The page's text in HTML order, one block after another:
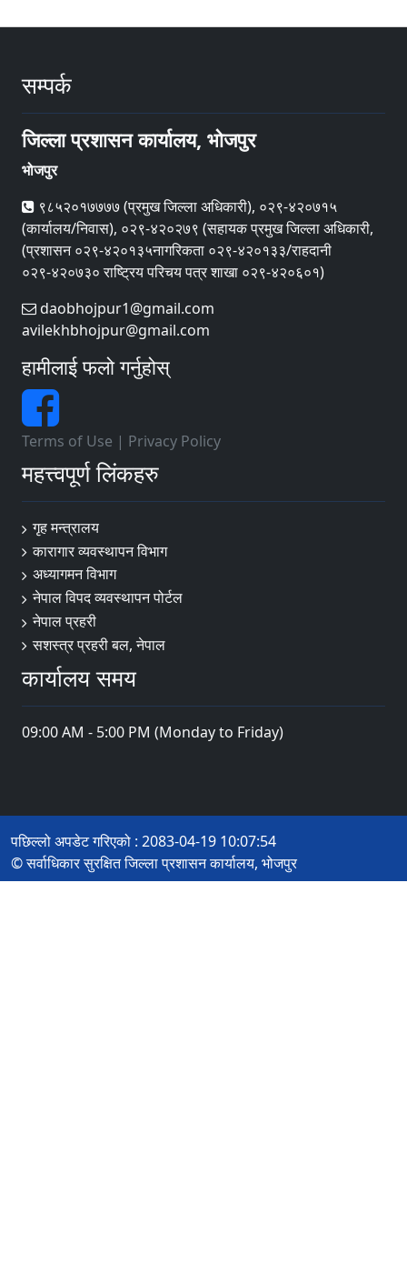
सम्पर्क
जिल्ला प्रशासन कार्यालय, भोजपुर
भोजपुर
९८५२०१७७७७ (प्रमुख जिल्ला अधिकारी), ०२९-४२०७१५
(कार्यालय/निवास), ०२९-४२०२७९ (सहायक प्रमुख जिल्ला अधिकारी,
(प्रशासन ०२९-४२०१३५नागरिकता ०२९-४२०१३३/राहदानी
०२९-४२०७३० राष्ट्रिय परिचय पत्र शाखा ०२९-४२०६०१)
daobhojpur1@gmail.com
avilekhbhojpur@gmail.com
हामीलाई फलो गर्नुहोस्
Terms of Use | Privacy Policy
महत्त्वपूर्ण लिंकहरु
गृह मन्त्रालय
कारागार व्यवस्थापन विभाग
अध्यागमन विभाग
नेपाल विपद व्यवस्थापन पोर्टल
नेपाल प्रहरी
सशस्त्र प्रहरी बल, नेपाल
कार्यालय समय
09:00 AM - 5:00 PM (Monday to Friday)
पछिल्लो अपडेट गरिएको : 2083-04-19 10:07:54
© सर्वाधिकार सुरक्षित जिल्ला प्रशासन कार्यालय, भोजपुर